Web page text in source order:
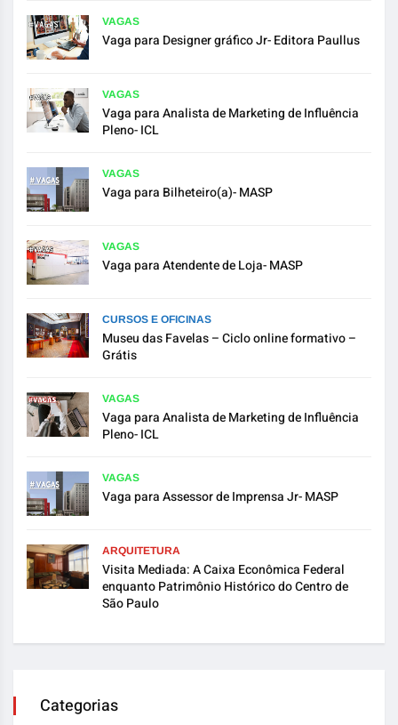
VAGAS
Vaga para Designer gráfico Jr- Editora Paullus
VAGAS
Vaga para Analista de Marketing de Influência
Pleno- ICL
VAGAS
Vaga para Bilheteiro(a)- MASP
VAGAS
Vaga para Atendente de Loja- MASP
CURSOS E OFICINAS
Museu das Favelas – Ciclo online formativo –
Grátis
VAGAS
Vaga para Analista de Marketing de Influência
Pleno- ICL
VAGAS
Vaga para Assessor de Imprensa Jr- MASP
ARQUITETURA
Visita Mediada: A Caixa Econômica Federal
enquanto Patrimônio Histórico do Centro de
São Paulo
Categorias